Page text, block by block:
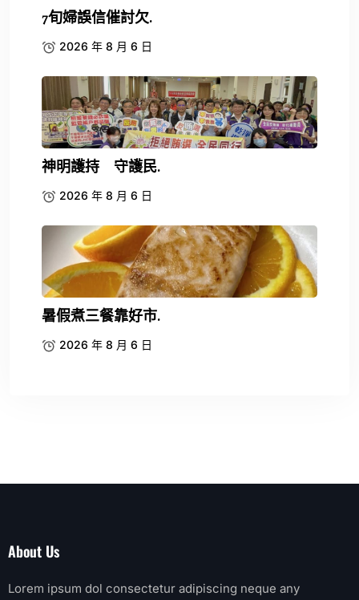
7旬婦誤信催討欠.
2026 年 8 月 6 日
神明護持 守護民.
2026 年 8 月 6 日
暑假煮三餐靠好市.
2026 年 8 月 6 日
About Us
Lorem ipsum dol consectetur adipiscing neque any